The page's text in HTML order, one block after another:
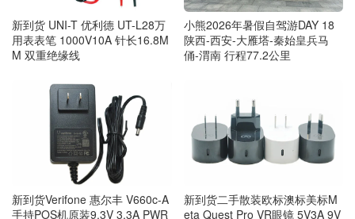
新到货 UNI-T 优利德 UT-L28万
用表表笔 1000V10A 针长16.8M
M 双重绝缘线
小熊2026年暑假自驾游DAY 18
陕西-西安-大雁塔-秦始皇兵马
俑-渭南 行程77.2公里
新到货Verifone 惠尔丰 V660c-A
手持POS机原装9.3V 3.3A PWR
新到货二手散装欧标澳标美标M
eta Quest Pro VR眼镜 5V3A 9V